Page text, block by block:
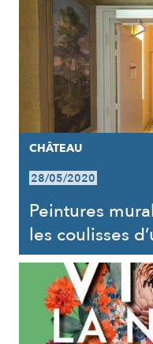
CHÂTEAU
28/05/2020
Peintures
les coulisses